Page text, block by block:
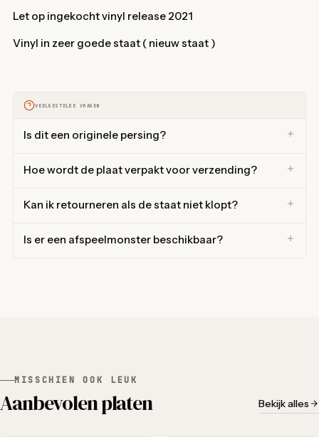
Let op ingekocht vinyl release 2021
Vinyl in zeer goede staat ( nieuw staat )
VEELGESTELDE VRAGEN
Is dit een originele persing?
Hoe wordt de plaat verpakt voor verzending?
Kan ik retourneren als de staat niet klopt?
Is er een afspeelmonster beschikbaar?
MISSCHIEN OOK LEUK
Aanbevolen platen Bekijk alles